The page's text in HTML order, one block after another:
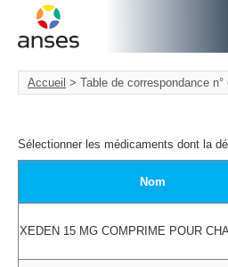
Accueil > Table de correspondance
Sélectionner les médicaments dont la
Nom
XEDEN 15 MG COMPRIME POUR